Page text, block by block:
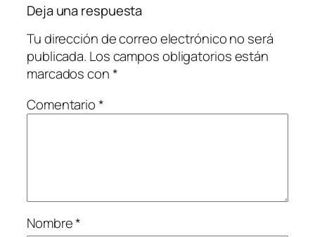
Deja una respuesta
Tu dirección de correo electrónico no será
publicada. Los campos obligatorios están
marcados con*
Comentario*
Nombre*